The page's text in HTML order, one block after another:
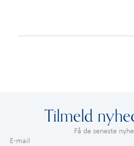
Tilmeld
Få de seneste
E-mail